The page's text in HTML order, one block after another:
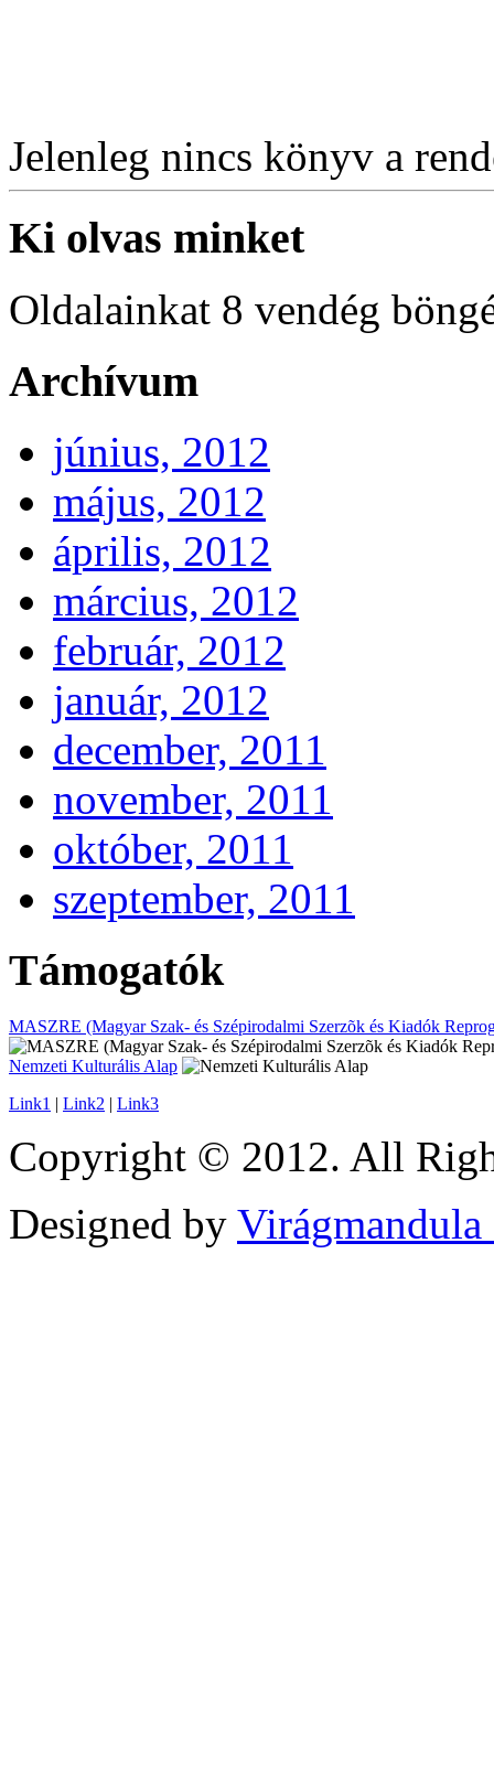
Jelenleg nincs könyv a
Ki olvas minket
Oldalainkat 8 vendég
Archívum
június, 2012
május, 2012
április, 2012
március, 2012
február, 2012
január, 2012
december, 2011
november, 2011
október, 2011
szeptember, 2011
Támogatók
MASZRE (Magyar Szak- és Szépirodalmi Szerzõk és Kiadók
Nemzeti Kulturális Alap
Link1 | Link2 | Link3
Copyright © 2012. All
Designed by